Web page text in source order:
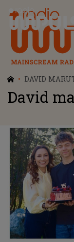
Radio Impuls
DAVID
David